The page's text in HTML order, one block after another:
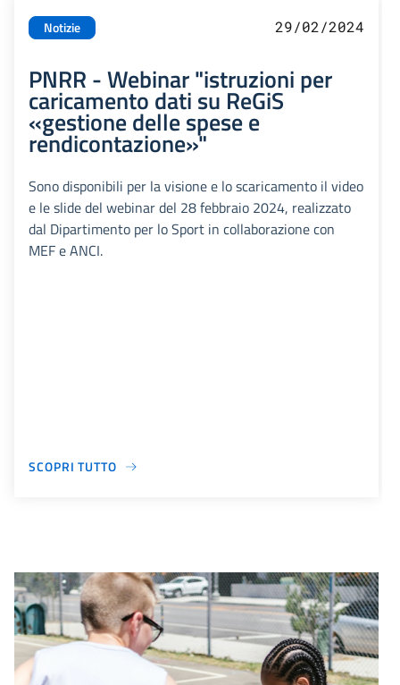
Notizie 29/02/2024
PNRR - Webinar "istruzioni per
caricamento dati su ReGiS
«gestione delle spese e
rendicontazione»"
Sono disponibili per la visione e lo scaricamento il video
e le slide del webinar del 28 febbraio 2024, realizzato
dal Dipartimento per lo Sport in collaborazione con
MEF e ANCI.
SCOPRI TUTTO